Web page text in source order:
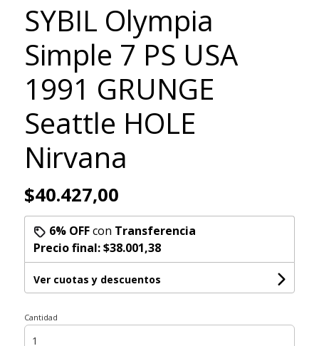
SYBIL Olympia
Simple 7 PS USA
1991 GRUNGE
Seattle HOLE
Nirvana
$40.427,00
6% OFFcon Transferencia
Precio final:$38.001,38
Ver cuotas y descuentos
Cantidad